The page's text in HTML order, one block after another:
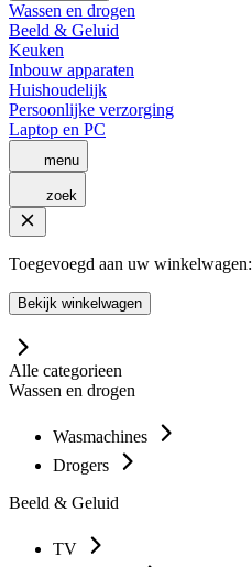
Wassen en drogen
Beeld & Geluid
Keuken
Inbouw apparaten
Huishoudelijk
Persoonlijke verzorging
Laptop en PC
menu
zoek
Toegevoegd aan uw winkelwagen:
Bekijk winkelwagen
Alle categorieen
Wassen en drogen
Wasmachines
Drogers
Beeld & Geluid
TV